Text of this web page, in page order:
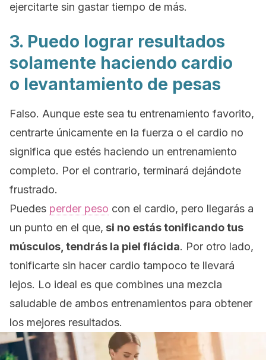
ejercitarte sin gastar tiempo de más.
3. Puedo lograr resultados
solamente haciendo cardio
o levantamiento de pesas
Falso. Aunque este sea tu entrenamiento favorito,
centrarte únicamente en la fuerza o el cardio no
significa que estés haciendo un entrenamiento
completo. Por el contrario, terminará dejándote
frustrado.
Puedes perder peso con el cardio, pero llegarás a
un punto en el que, si no estás tonificando tus
músculos, tendrás la piel flácida. Por otro lado,
tonificarte sin hacer cardio tampoco te llevará
lejos. Lo ideal es que combines una mezcla
saludable de ambos entrenamientos para obtener
los mejores resultados.